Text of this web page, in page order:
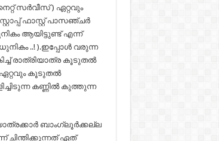
സർവീസ് ) ഏറ്റവും
ഫാസ്റ്റ് പാസഞ്ചർ
ആയിട്ടുണ്ട് എന്ന്
..! ).ഇപ്പോൾ വരുന്ന
രാത്രിയാത്ര കൂടുതൽ
ഏറ്റവും കൂടുതൽ
കണ്ണിൽ കുത്തുന്ന
ബാംഗ്ലൂർക്കല്ല
ചിന്തിക്കുന്നത് ഏത്